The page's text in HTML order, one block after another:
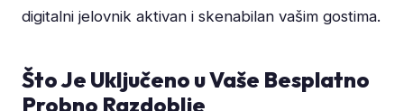
digitalni jelovnik aktivan i skenabilan vašim gostima.
Što Je Uključeno u Vaše Besplatno
Probno Razdoblje